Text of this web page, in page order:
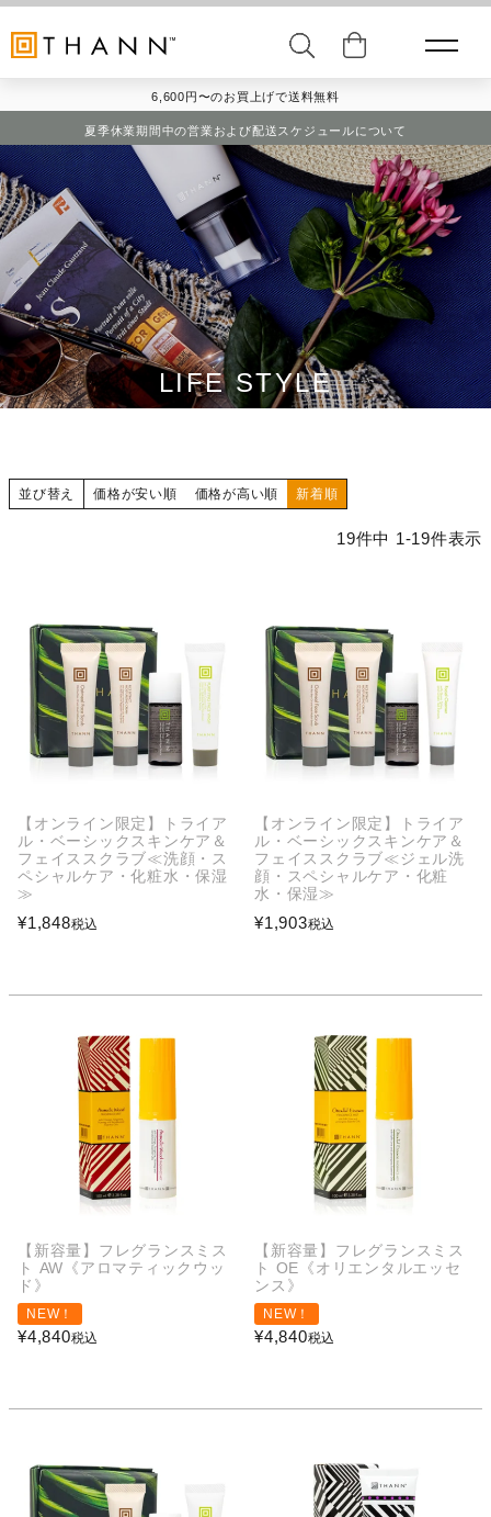
6,600円〜のお買上げで送料無料
夏季休業期間中の営業および配送スケジュールについて
LIFE STYLE
並び替え 価格が安い順 価格が高い順 新着順
19件中 1-19件表示
【オンライン限定】トライア
ル・ベーシックスキンケア＆
フェイススクラブ≪洗顔・ス
ペシャルケア・化粧水・保湿
≫
¥1,848税込
【オンライン限定】トライア
ル・ベーシックスキンケア＆
フェイススクラブ≪ジェル洗
顔・スペシャルケア・化粧
水・保湿≫
¥1,903税込
【新容量】フレグランスミス
ト AW《アロマティックウッ
ド》
NEW！
¥4,840税込
【新容量】フレグランスミス
ト OE《オリエンタルエッセ
ンス》
NEW！
¥4,840税込